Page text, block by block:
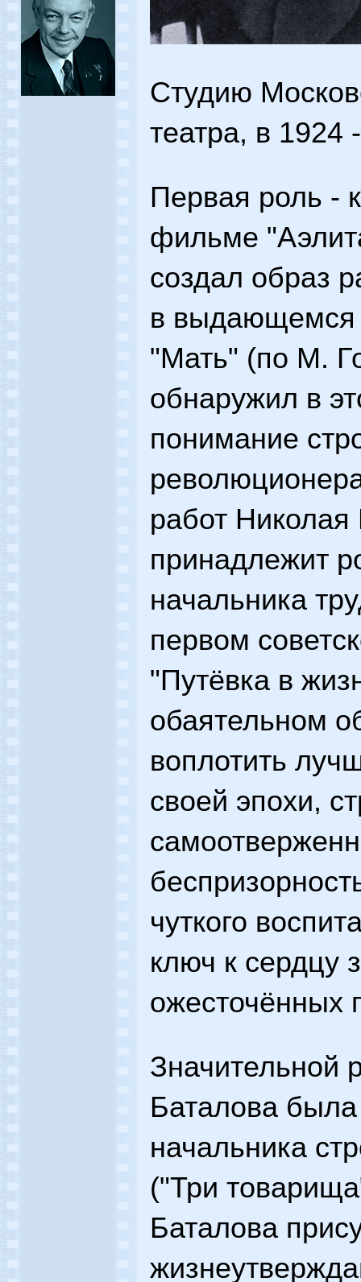
Студию
театра, в 1924
Первая роль -
фильме
создал образ
в выдающемся
"Мать" (по М.
обнаружил в
понимание
работ Николая
принадлежит
начальника
первом
"Путёвка в
обаятельном
воплотить
своей эпохи,
чуткого
ключ к сердцу
ожесточённых
Значительной
Баталова
начальника
("Три
Баталова